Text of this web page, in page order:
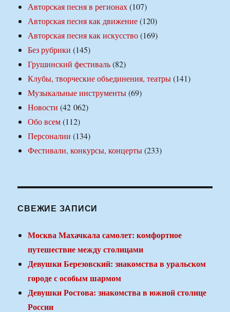
Авторская песня в регионах(107)
Авторская песня как движение(120)
Авторская песня как искусство(169)
Без рубрики (145)
Грушинский фестиваль(82)
Клубы, творческие объединения, театры(141)
Музыкальные инструменты(69)
Новости (42 062)
Обо всем(112)
Персоналии (134)
Фестивали, конкурсы, концерты(233)
СВЕЖИЕ ЗАПИСИ
Москва Махачкала самолет: комфортное
путешествие между столицами
Девушки Березовский: знакомства в уральском
городе с особым шармом
Девушки Ростова: знакомства в южной столице
России